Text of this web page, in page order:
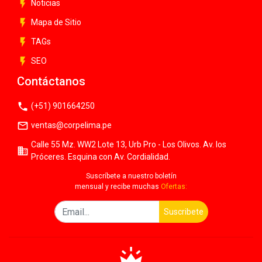
flash_on Noticias
flash_on Mapa de Sitio
flash_on TAGs
flash_on SEO
Contáctanos
phone (+51) 901664250
mail_outline ventas@corpelima.pe
business
Calle 55 Mz. WW2 Lote 13, Urb Pro - Los Olivos. Av. los
Próceres. Esquina con Av. Cordialidad.
Suscríbete a nuestro boletín
mensual y recibe muchas Ofertas:
Suscribete